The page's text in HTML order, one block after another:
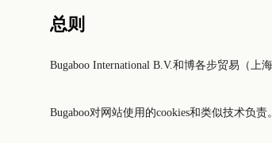
总则
Bugaboo International B.V.和博各
Bugaboo对网站使用的cookies和类似技术负